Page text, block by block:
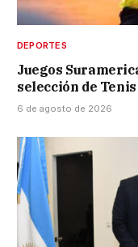
DEPORTES
Juegos
selección de Tenis
6 de agosto de 2026